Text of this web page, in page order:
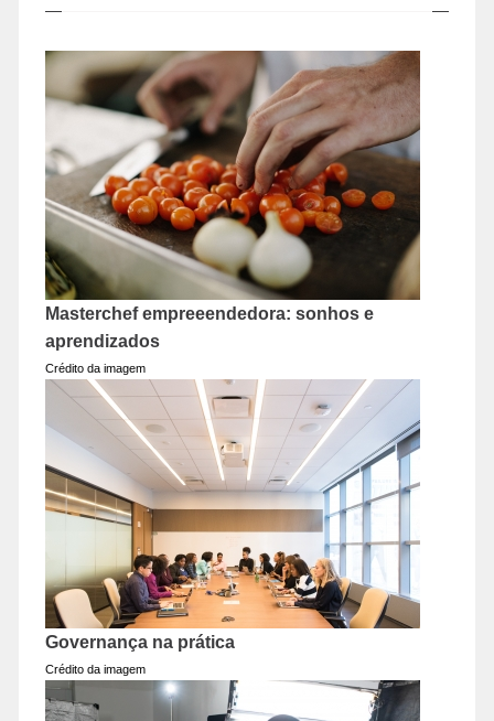
Masterchef empreeendedora: sonhos e
aprendizados
Crédito da imagem
Governança na prática
Crédito da imagem